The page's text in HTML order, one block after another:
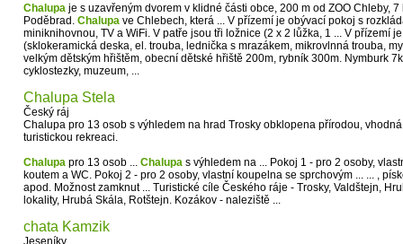
Chalupa je s uzavřeným dvorem v klidné části obce, 200 m od ZOO Chleby,
Poděbrad. Chalupa ve Chlebech, která ... V přízemí je obývací pokoj s
miniknihovnou, TV a WiFi. V patře jsou tři ložnice (2 x 2 lůžka, 1 ... V přízemí
(sklokeramická deska, el. trouba, lednička s mrazákem, mikrovlnná trouba,
velkým dětským hřištěm, obecní dětské hřiště 200m, rybník 300m. Nymburk
cyklostezky, muzeum, ...
Chalupa Stela
Český ráj
Chalupa pro 13 osob s výhledem na hrad Trosky obklopena přírodou,
turistickou rekreaci.
Chalupa pro 13 osob ... Chalupa s výhledem na ... Pokoj 1 - pro 2 osoby,
koutem a WC. Pokoj 2 - pro 2 osoby, vlastní koupelna se sprchovým ... ... ,
apod. Možnost zamknut ... Turistické cíle Českého ráje - Trosky, Valdštejn,
lokality, Hrubá Skála, Rotštejn. Kozákov - naleziště ...
chata Kamzik
Jeseníky